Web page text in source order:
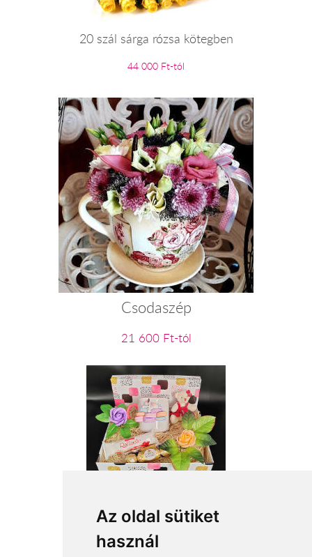
Az oldal sütiket
használ
20 szál sárga rózsa kötegben
44 000 Ft-tól
Csodaszép
21 600 Ft-tól
Macaron felhő
17 360 Ft-tól